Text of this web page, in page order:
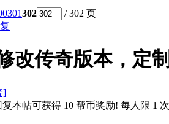
301302
/ 302 页
改传奇版本，定
]
复本帖可获得 10 帮币奖励! 每人限 1 次